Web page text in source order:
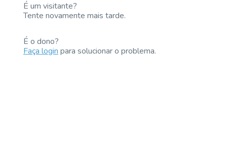
É um visitante?
Tente novamente mais tarde.
É o dono?
Faça loginpara solucionar o problema.